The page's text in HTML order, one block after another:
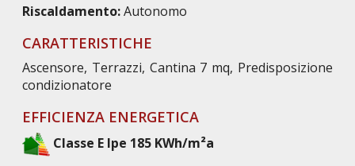
Riscaldamento:Autonomo
CARATTERISTICHE
Ascensore, Terrazzi, Cantina 7 mq, Predisposizione
condizionatore
EFFICIENZA ENERGETICA
Classe E Ipe 185 KWh/m²a